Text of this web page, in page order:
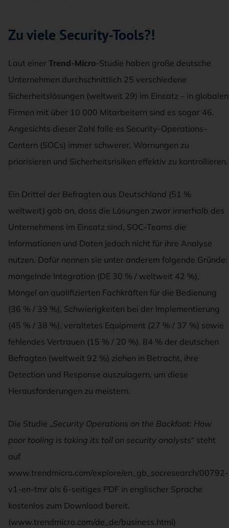
Zu viele Security-Tools?!
Laut einer Trend-Micro-Studie haben große deutsche
Unternehmen durchschnittlich 25 verschiedene
Sicherheitslösungen (weltweit 29) im Einsatz – in globalen
Firmen mit über 10 000 Mitarbeitern sind es sogar 46.
Angesichts dieser Zahl falle es Security-Operations-
Centern (SOCs) immer schwerer, Warnungen zu
priorisieren und Sicherheitsrisiken effektiv zu kontrollieren.
Ein Drittel der Befragten aus Deutschland (51 %
weltweit) gab an, dass die Lösungen zwar innerhalb des
Unternehmens im Einsatz sind, SOC-Teams die
Informationen und Daten jedoch nicht für ihre Analyse
nutzen. Dafür nennen sie unter anderem folgende Gründe:
mangelnde Integration (DE 30 % / weltweit 42 %),
Mangel an qualifizierten Fachkräften für die Bedienung
(36 % / 39 %), Schwierigkeiten bei der Implementierung
(45 % / 38 %), veraltetes Equipment (27 % / 37 %) sowie
fehlendes Vertrauen (15 % / 20 %). 84 % der deutschen
Befragten (weltweit 92 %) ziehen in Betracht, ihre
Detection und Response auszulagern, um diese
Herausforderungen zu meistern.
Die Studie „Security Operations on the Backfoot: How
poor tooling is taking its toll on security analysts“ steht
auf
www.trendmicro.com/explore/en_gb_socresearch/00792-
v1-en-tmr als 6-seitiges PDF in englischer Sprache
kostenlos zum Download bereit.
(www.trendmicro.com/de_de/business.html)